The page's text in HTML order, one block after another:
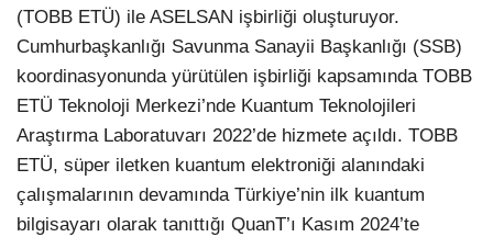
(TOBB ETÜ) ile ASELSAN işbirliği oluşturuyor.
Cumhurbaşkanlığı Savunma Sanayii Başkanlığı (SSB)
koordinasyonunda yürütülen işbirliği kapsamında TOBB
ETÜ Teknoloji Merkezi’nde Kuantum Teknolojileri
Araştırma Laboratuvarı 2022’de hizmete açıldı. TOBB
ETÜ, süper iletken kuantum elektroniği alanındaki
çalışmalarının devamında Türkiye’nin ilk kuantum
bilgisayarı olarak tanıttığı QuanT’ı Kasım 2024’te